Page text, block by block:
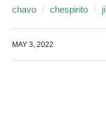
chavo chespirito
MAY 3, 2022